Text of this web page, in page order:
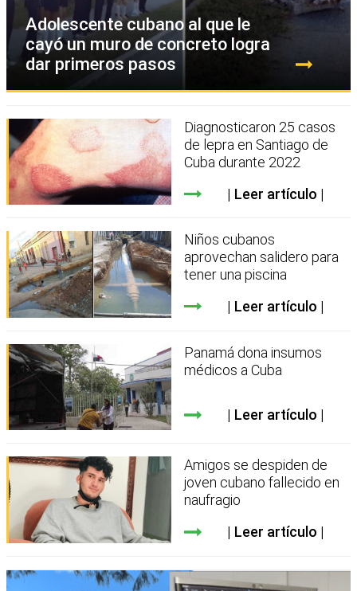
Adolescente cubano al que le
cayó un muro de concreto logra
dar primeros pasos
Diagnosticaron 25 casos
de lepra en Santiago de
Cuba durante 2022
Leer artículo
Niños cubanos
aprovechan salidero para
tener una piscina
Leer artículo
Panamá dona insumos
médicos a Cuba
Leer artículo
Amigos se despiden de
joven cubano fallecido en
naufragio
Leer artículo